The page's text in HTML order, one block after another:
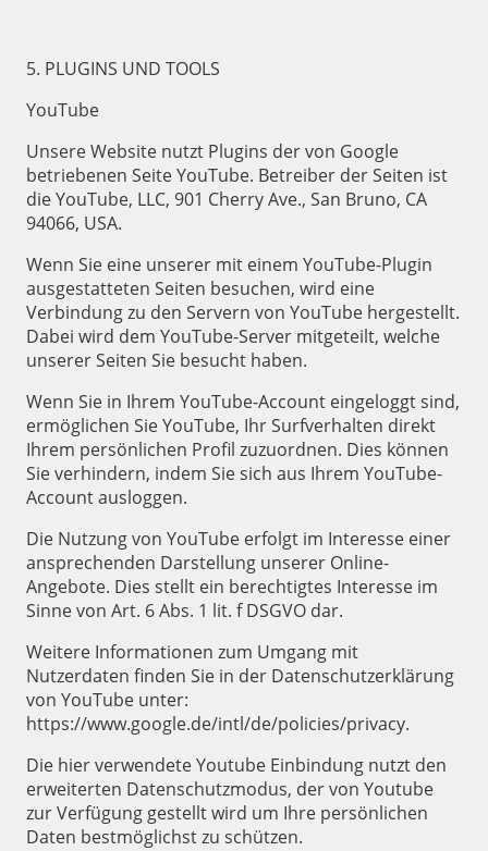
5. PLUGINS UND TOOLS
YouTube
Unsere Website nutzt Plugins der von Google
betriebenen Seite YouTube. Betreiber der Seiten ist
die YouTube, LLC, 901 Cherry Ave., San Bruno, CA
94066, USA.
Wenn Sie eine unserer mit einem YouTube-Plugin
ausgestatteten Seiten besuchen, wird eine
Verbindung zu den Servern von YouTube hergestellt.
Dabei wird dem YouTube-Server mitgeteilt, welche
unserer Seiten Sie besucht haben.
Wenn Sie in Ihrem YouTube-Account eingeloggt sind,
ermöglichen Sie YouTube, Ihr Surfverhalten direkt
Ihrem persönlichen Profil zuzuordnen. Dies können
Sie verhindern, indem Sie sich aus Ihrem YouTube-
Account ausloggen.
Die Nutzung von YouTube erfolgt im Interesse einer
ansprechenden Darstellung unserer Online-
Angebote. Dies stellt ein berechtigtes Interesse im
Sinne von Art. 6 Abs. 1 lit. f DSGVO dar.
Weitere Informationen zum Umgang mit
Nutzerdaten finden Sie in der Datenschutzerklärung
von YouTube unter:
https://www.google.de/intl/de/policies/privacy.
Die hier verwendete Youtube Einbindung nutzt den
erweiterten Datenschutzmodus, der von Youtube
zur Verfügung gestellt wird um Ihre persönlichen
Daten bestmöglichst zu schützen.